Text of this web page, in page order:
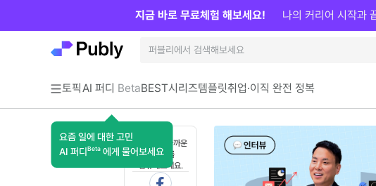
토픽AI 퍼디 Beta
요즘 일에 대한 고민
AI 퍼디 Beta 에게 물어보세요
BEST시리즈템플릿취업·이직 완전 정복
지금 바로 무료체험 해보세요! 나의 커리어 시작과
혼자 보기 아까운
콘텐츠를
공유해보세요.